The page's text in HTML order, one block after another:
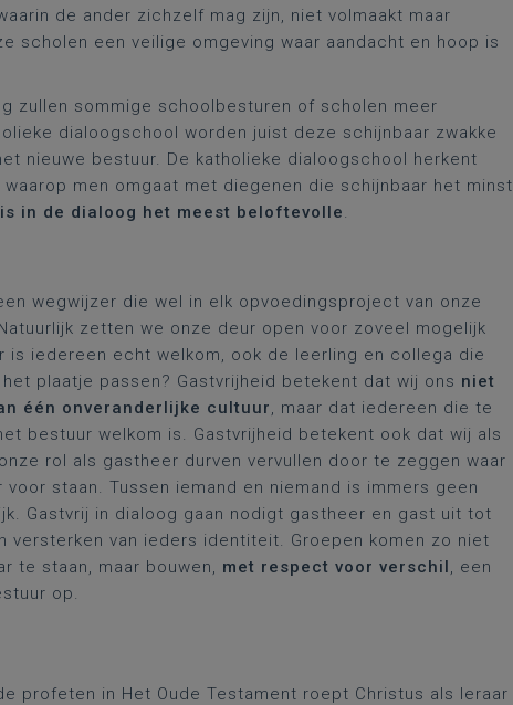
de ander zichzelf mag zijn, niet volmaakt maar
scholen een veilige omgeving waar aandacht en hoop is
zullen sommige schoolbesturen of scholen meer
dialoogschool worden juist deze schijnbaar zwakke
nieuwe bestuur. De katholieke dialoogschool herkent
men omgaat met diegenen die schijnbaar het minst
in de dialoog het meest beloftevolle.
wegwijzer die wel in elk opvoedingsproject van onze
zetten we onze deur open voor zoveel mogelijk
is iedereen echt welkom, ook de leerling en collega die
plaatje passen? Gastvrijheid betekent dat wij ons niet
één onveranderlijke cultuur, maar dat iedereen die te
bestuur welkom is. Gastvrijheid betekent ook dat wij als
rol als gastheer durven vervullen door te zeggen waar
voor staan. Tussen iemand en niemand is immers geen
Gastvrij in dialoog gaan nodigt gastheer en gast uit tot
versterken van ieders identiteit. Groepen komen zo niet
te staan, maar bouwen, met respect voor verschil, een
op.
profeten in Het Oude Testament roept Christus als leraar